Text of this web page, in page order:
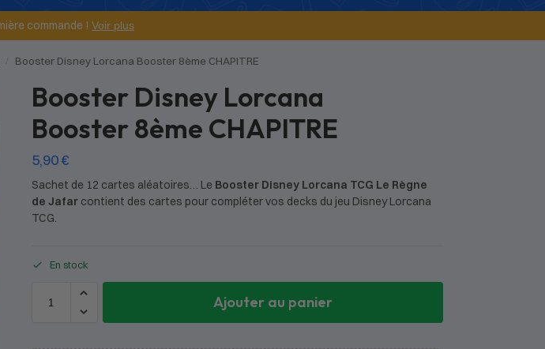
commande ! Voir plus
Booster Disney Lorcana Booster 8ème CHAPITRE
Booster Disney Lorcana
Booster 8ème CHAPITRE
5,90€
Sachet de 12 cartes aléatoires… Le Booster Disney Lorcana TCG Le Règne
de Jafarcontient des cartes pour compléter vos decks du jeu Disney Lorcana
TCG.
En stock
Ajouter au panier